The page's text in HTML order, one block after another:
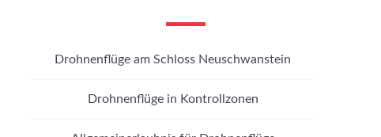
Drohnenflüge am Schloss Neuschwanstein
Drohnenflüge in Kontrollzonen